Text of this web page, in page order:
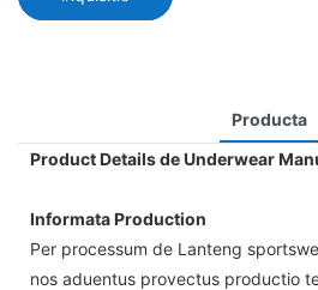
Producta
Product Details de Underwear
Informata Production
Per processum de Lanteng
nos aduentus provectus productio